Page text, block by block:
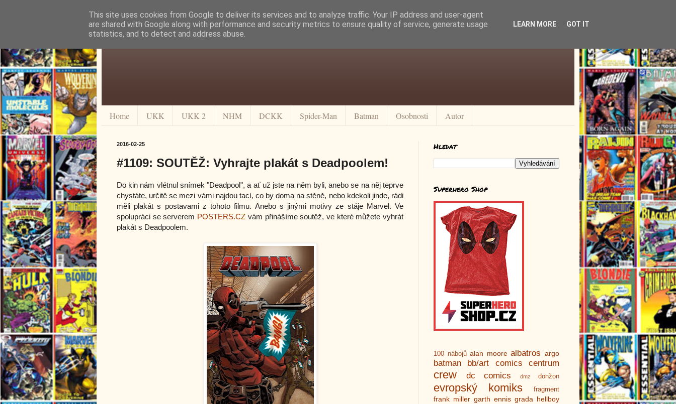
Home UKK UKK 2 NHM DCKK Spider-Man Batman Osobnosti Autor
2016-02-25
#1109: SOUTĚŽ: Vyhrajte plakát s Deadpoolem!
Do kin nám vlétnul snímek "Deadpool", a ať už jste na něm byli, anebo se na něj teprve
chystáte, určitě se mezi vámi najdou tací, co by doma na stěně, nebo kdekoli jinde, rádi
měli plakát s postavami z tohoto filmu. Anebo s jinými motivy ze stáje Marvel. Ve
spolupráci se serverem POSTERS.CZ vám přinášíme soutěž, ve které můžete vyhrát
plakát s Deadpoolem.
Hledat
Superhero Shop
100 nábojů alan moore albatros argo
batman bb/art comics centrum
crew dc comics dmz donžon
evropský komiks fragment
frank miller garth ennis grada hellboy
This site uses cookies from Google to deliver its services and to analyze traffic. Your IP address and user-agent
are shared with Google along with performance and security metrics to ensure quality of service, generate usage
statistics, and to detect and address abuse.
LEARN MORE GOT IT